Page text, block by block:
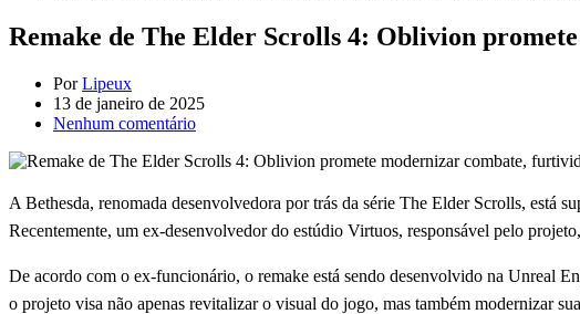
Remake de The Elder Scrolls 4: Oblivion
PorLipeux
13 de janeiro de 2025
Nenhum comentário
A Bethesda, renomada desenvolvedora por trás da série The Elder Scrolls,
Recentemente, um ex-desenvolvedor do estúdio Virtuos, responsável pelo
De acordo com o ex-funcionário, o remake está sendo desenvolvido na Unreal
o projeto visa não apenas revitalizar o visual do jogo, mas também modernizar